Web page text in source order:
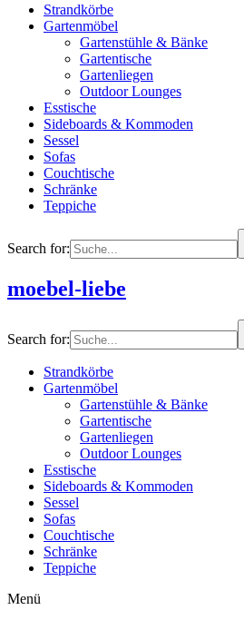
Strandkörbe
Gartenmöbel
Gartenstühle & Bänke
Gartentische
Gartenliegen
Outdoor Lounges
Esstische
Sideboards & Kommoden
Sessel
Sofas
Couchtische
Schränke
Teppiche
Search for:
moebel-liebe
Search for:
Strandkörbe
Gartenmöbel
Gartenstühle & Bänke
Gartentische
Gartenliegen
Outdoor Lounges
Esstische
Sideboards & Kommoden
Sessel
Sofas
Couchtische
Schränke
Teppiche
Menü